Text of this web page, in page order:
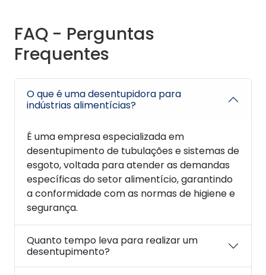
FAQ - Perguntas
Frequentes
O que é uma desentupidora para
indústrias alimentícias?
É uma empresa especializada em
desentupimento de tubulações e sistemas de
esgoto, voltada para atender as demandas
específicas do setor alimentício, garantindo
a conformidade com as normas de higiene e
segurança.
Quanto tempo leva para realizar um
desentupimento?